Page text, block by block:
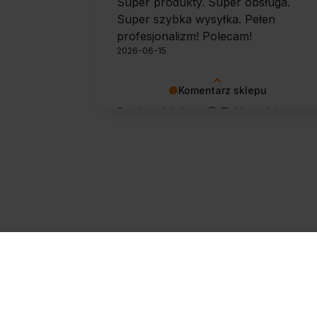
Komentarz sklepu
Bardzo dziękuję 🙂 Takie opinie
Super szybka wysyłka. Pełen
profesjonalizm! Polecam!
2026-06-15